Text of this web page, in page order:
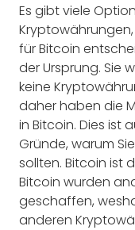
Es gibt viele
für Bitcoin
der Ursprung. Sie
keine
daher haben die
in Bitcoin. Dies ist
Gründe, warum
sollten. Bitcoin ist
Bitcoin wurden
geschaffen,
anderen